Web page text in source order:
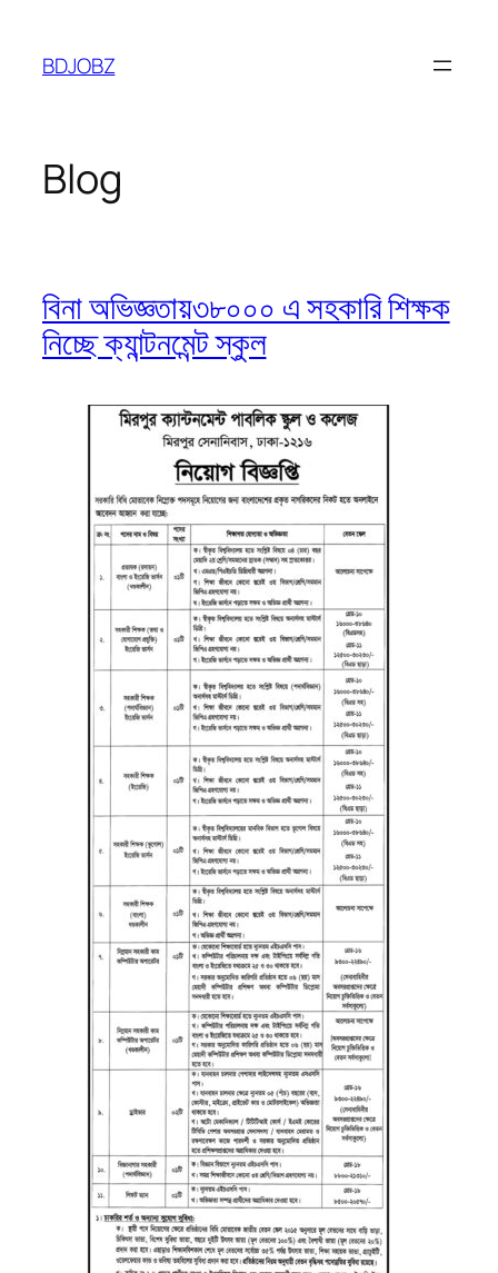
content
BDJOBZ
Blog
বিনা অভিজ্ঞতায়৩৮০০০ এ সহকারি শিক্ষক
নিচ্ছে ক্যান্টনমেন্ট স্কুল